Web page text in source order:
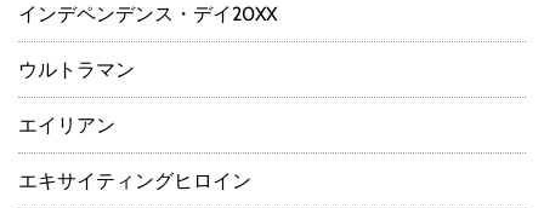
インデペンデンス・デイ20XX
ウルトラマン
エイリアン
エキサイティングヒロイン